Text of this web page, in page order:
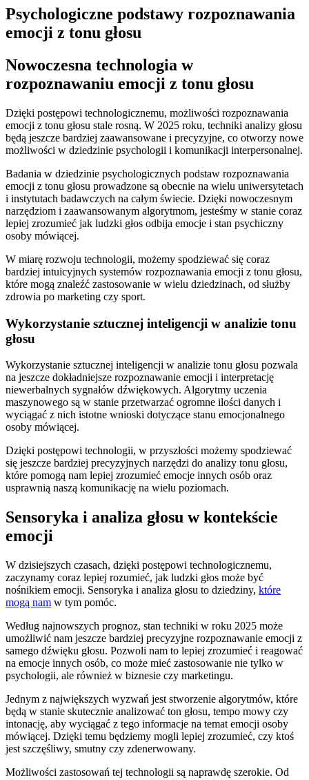
Psychologiczne podstawy rozpoznawania
emocji ​z tonu⁣ głosu
Nowoczesna technologia⁣ w
rozpoznawaniu emocji z tonu głosu
Dzięki postępowi technologicznemu,⁤ możliwości rozpoznawania
emocji z ​tonu głosu stale rosną. ⁤W ⁤2025 roku, techniki analizy głosu
będą jeszcze bardziej‌ zaawansowane i precyzyjne, co otworzy nowe
możliwości ‍w dziedzinie⁤ psychologii⁤ i komunikacji interpersonalnej.
Badania w dziedzinie psychologicznych podstaw ‍rozpoznawania
emocji z tonu głosu ⁣prowadzone są obecnie na wielu uniwersytetach
i instytutach badawczych na całym świecie. ⁤Dzięki nowoczesnym‍
narzędziom i⁢ zaawansowanym ⁣algorytmom, jesteśmy ⁣w ‍stanie coraz
⁣lepiej ⁤zrozumieć jak ludzki głos odbija⁤ emocje i​ stan ‍psychiczny
⁣osoby mówiącej.
W miarę rozwoju ‍technologii, możemy spodziewać się coraz⁤
bardziej⁢ intuicyjnych⁢ systemów rozpoznawania emocji z tonu ​głosu,
które ‍mogą znaleźć zastosowanie w wielu dziedzinach,‌ od ⁣służby
zdrowia⁤ po marketing czy sport.
Wykorzystanie sztucznej inteligencji w analizie tonu
głosu
Wykorzystanie‍ sztucznej ⁤inteligencji w analizie tonu głosu⁣ pozwala
na jeszcze ‍dokładniejsze rozpoznawanie emocji i interpretację
niewerbalnych⁤ sygnałów dźwiękowych. ‍Algorytmy ‍uczenia
maszynowego są w stanie przetwarzać ogromne ilości danych i
wyciągać z nich istotne wnioski dotyczące stanu ‌emocjonalnego‍
osoby mówiącej.
Dzięki postępowi technologii, w przyszłości możemy spodziewać‍
się jeszcze bardziej precyzyjnych narzędzi do analizy ⁤tonu głosu,
⁢które pomogą nam lepiej zrozumieć emocje ⁤innych ‌osób oraz
usprawnią naszą komunikację na wielu‍ poziomach.
Sensoryka⁤ i analiza głosu⁢ w kontekście
emocji
W dzisiejszych ⁢czasach, ‍dzięki ⁤postępowi technologicznemu,
zaczynamy coraz lepiej rozumieć,‍ jak ludzki głos może być
nośnikiem emocji. Sensoryka i analiza ⁢głosu ⁢to dziedziny, które
mogą nam w tym ‍pomóc.
Według ‍najnowszych prognoz, stan techniki w roku 2025 może ​
umożliwić nam jeszcze bardziej precyzyjne rozpoznawanie emocji ‌z
samego ⁤dźwięku głosu. Pozwoli ⁣nam to lepiej zrozumieć i ⁣reagować
na emocje ⁣innych osób, co⁢ może mieć zastosowanie nie tylko ⁢w
psychologii, ale ⁣również w ​biznesie ⁤czy marketingu.
Jednym⁤ z największych wyzwań jest‌ stworzenie algorytmów, które
⁢będą w stanie skutecznie analizować ton głosu, tempo mowy⁤ czy⁢
intonację, aby wyciągać z ⁣tego⁢ informacje na temat emocji osoby
mówiącej.​ Dzięki temu ​będziemy mogli lepiej zrozumieć, czy ktoś
jest szczęśliwy, smutny czy zdenerwowany.
Możliwości​ zastosowań tej technologii są naprawdę ​szerokie. Od